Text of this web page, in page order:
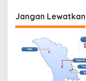
i
g
a
Jangan Lewatkan